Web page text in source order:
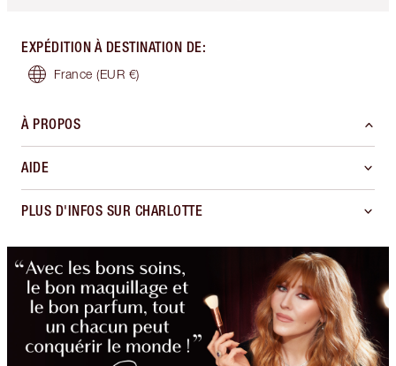
EXPÉDITION À DESTINATION DE:
France (EUR €)
À PROPOS
AIDE
PLUS D'INFOS SUR CHARLOTTE